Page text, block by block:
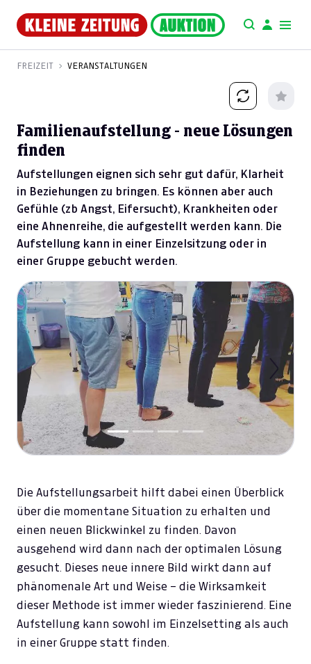
FREIZEIT VERANSTALTUNGEN
Familienaufstellung - neue Lösungen
finden
Aufstellungen eignen sich sehr gut dafür, Klarheit
in Beziehungen zu bringen. Es können aber auch
Gefühle (zb Angst, Eifersucht), Krankheiten oder
eine Ahnenreihe, die aufgestellt werden kann. Die
Aufstellung kann in einer Einzelsitzung oder in
einer Gruppe gebucht werden.
Previous Next
Die Aufstellungsarbeit hilft dabei einen Überblick
über die momentane Situation zu erhalten und
einen neuen Blickwinkel zu finden. Davon
ausgehend wird dann nach der optimalen Lösung
gesucht. Dieses neue innere Bild wirkt dann auf
phänomenale Art und Weise – die Wirksamkeit
dieser Methode ist immer wieder faszinierend. Eine
Aufstellung kann sowohl im Einzelsetting als auch
in einer Gruppe statt finden.